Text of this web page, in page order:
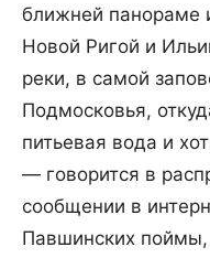
ближней панораме
Новой Ригой и
реки, в самой
Подмосковья,
питьевая вода и
— говорится в
сообщении в
Павшинских